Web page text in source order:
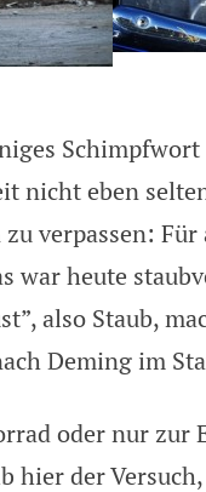
nicht eben
zu verpassen:
war heute
also Staub,
Deming im
oder nur zur
hier der